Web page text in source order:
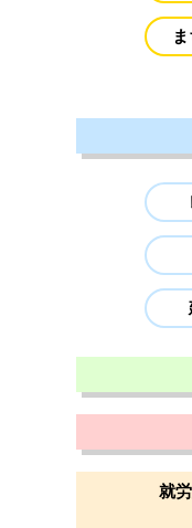
就